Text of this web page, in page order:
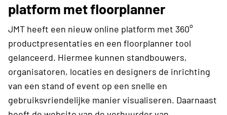
platform met floorplanner
JMT heeft een nieuw online platform met 360°
productpresentaties en een floorplanner tool
gelanceerd. Hiermee kunnen standbouwers,
organisatoren, locaties en designers de inrichting
van een stand of event op een snelle en
gebruiksvriendelijke manier visualiseren. Daarnaast